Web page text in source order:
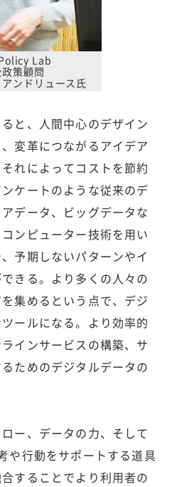
Lab
政策顧問
ンドリュース氏
と、人間中心のデザイン
変革につながるアイデア
れによってコストを節約
ケートのような従来のデ
データ、ビッグデータな
ンピューター技術を用い
予期しないパターンやイ
きる。より多くの人々の
集めるという点で、デジ
ールになる。より効率的
インサービスの構築、サ
ためのデジタルデータの
ー、データの力、そして
や行動をサポートする道具
することでより利用者の